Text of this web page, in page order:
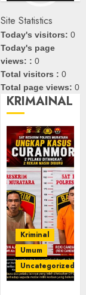
Site Statistics
Today's visitors:0
Today's page
views: :0
Total visitors :0
Total page views:0
KRIMAINAL
Kriminal
Umum
Uncategorized